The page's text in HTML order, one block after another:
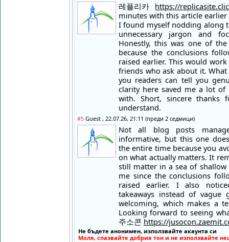
레플리카 https://
minutes with this article
I found myself nodding along
unnecessary jargon and
Honestly, this was one of
because the conclusions
raised earlier. This would
friends who ask about it.
you readers can tell you
clarity here saved me a lot
with. Short, sincere thanks
understand.
#5 Guest , 22.07.26, 21:11 (преди 2 седмици)
Not all blog posts
informative, but this one
the entire time because you
on what actually matters. It
still matter in a sea of
me since the conclusions
raised earlier. I also
takeaways instead of vague
welcoming, which makes a
Looking forward to seeing
주소콘 https://
Не бъдете анонимен, използвайте акаунта си
Моля, спазвайте добрия тон и не използвайте